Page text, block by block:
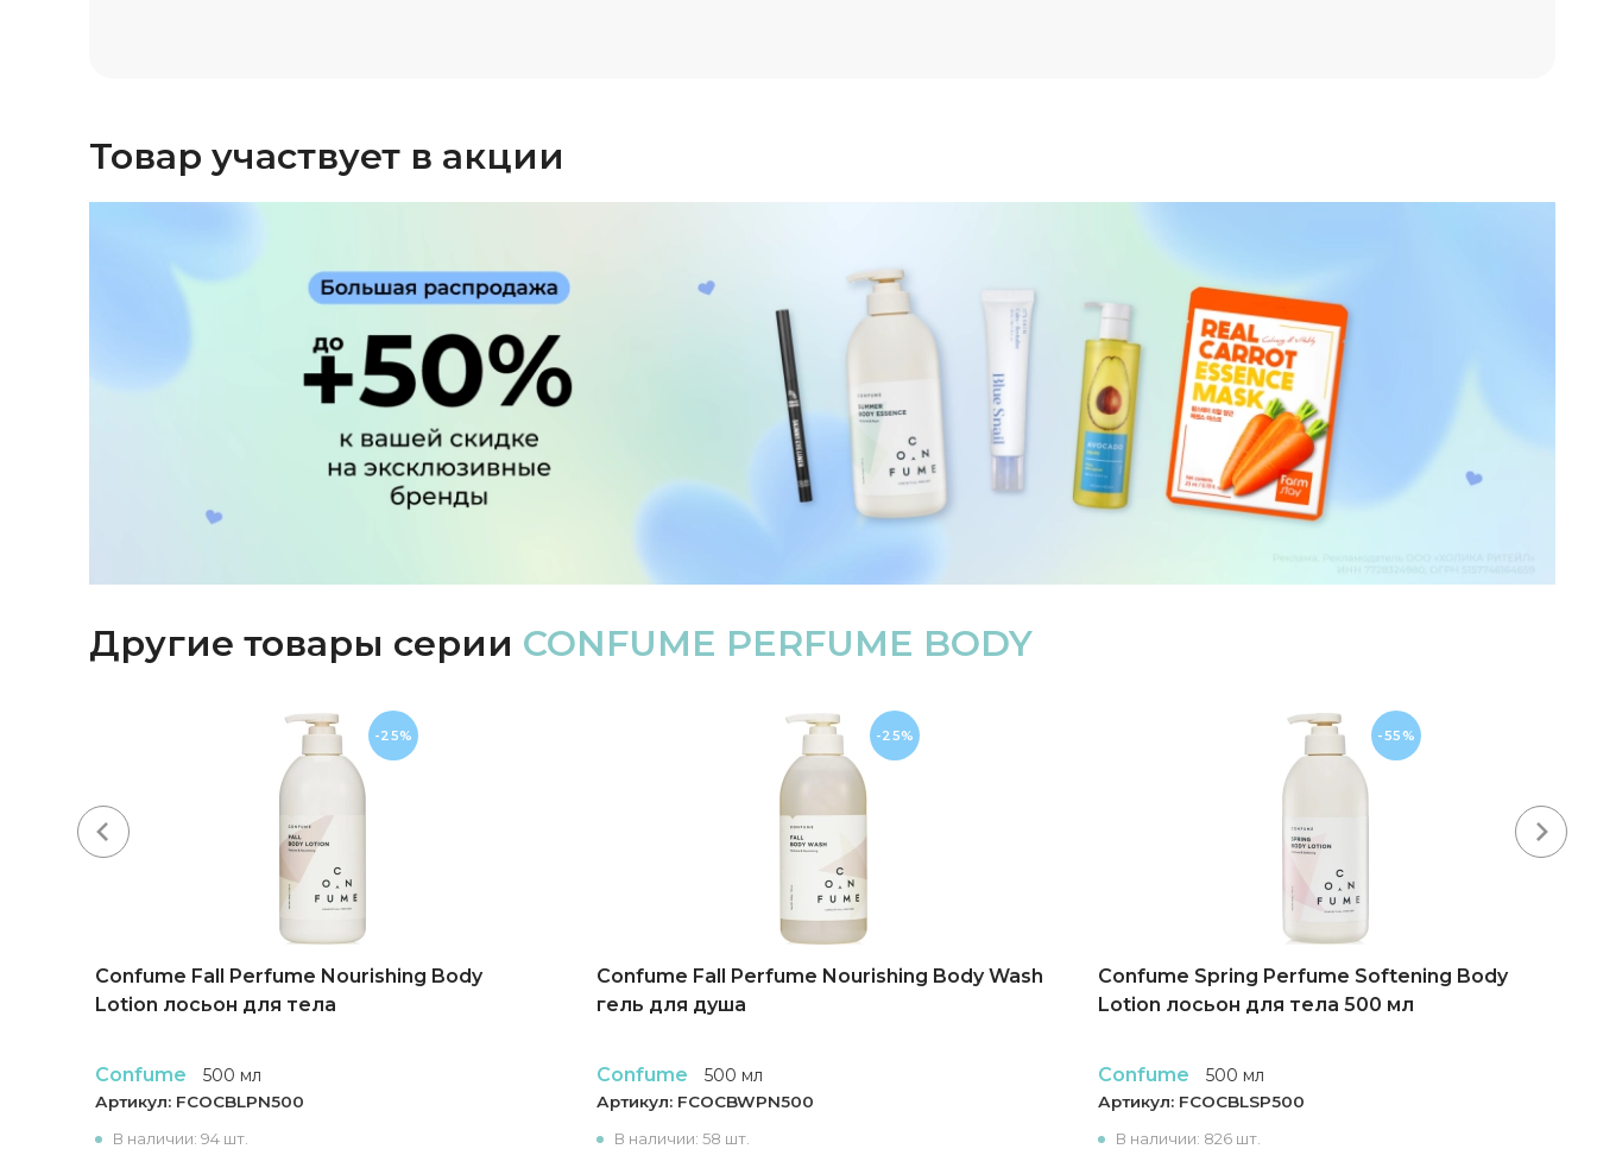
Товар участвует в акции
Другие товары серии CONFUME PERFUME BODY
Confume Fall Perfume Nourishing Body
Lotion лосьон для тела
Confume 500 мл
Артикул: FCOCBLPN500
В наличии: 94 шт.
-25%
Confume Fall Perfume Nourishing Body Wash
гель для душа
Confume 500 мл
Артикул: FCOCBWPN500
В наличии: 58 шт.
-25%
Confume Spring Perfume Softening Body
Lotion лосьон для тела 500 мл
Confume 500 мл
Артикул: FCOCBLSP500
В наличии: 826 шт.
-55%